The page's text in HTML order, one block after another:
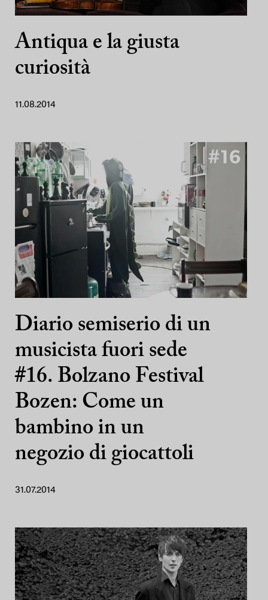
Antiqua e la giusta
curiosità
11.08.2014
Diario semiserio di un
musicista fuori sede
#16. Bolzano Festival
Bozen: Come un
bambino in un
negozio di giocattoli
31.07.2014